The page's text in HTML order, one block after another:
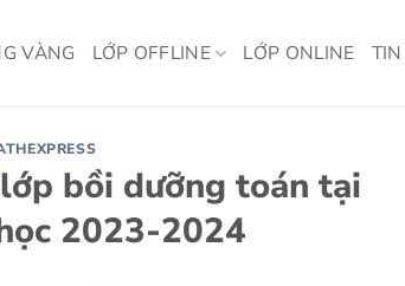
VÀNG LỚP OFFLINE LỚP ONLINE
bồi dưỡng toán tại
2023-2024